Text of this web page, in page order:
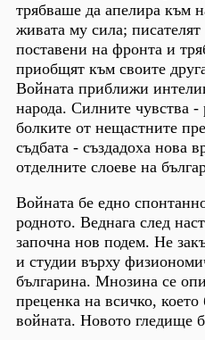
трябваше да апелира към
живата му сила;
поставени на фронта и
приобщят към своите
Войната приближи
народа. Силните чувства -
болките от нещастните
съдбата - създадоха нова
отделните слоеве на
Войната бе едно
родното. Веднага след
започна нов подем. Не
и студии върху
българина. Мнозина се
преценка на всичко, което
войната. Новото гледище